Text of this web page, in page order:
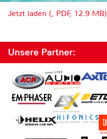
Jetzt laden (, PDF, 12.9 MB)
Unsere Partner: